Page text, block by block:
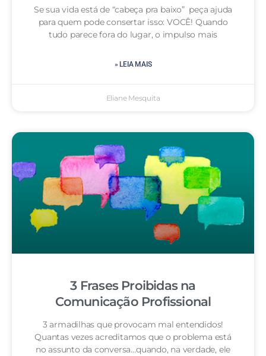
Se sua vida está de “cabeça pra baixo” peça ajuda
para quem pode consertar isso: VOCÊ! Quando
tudo parece fora do lugar, o impulso mais
» LEIA MAIS
Eliane Mesquita
3 Frases Proibidas na
Comunicação Profissional
3 armadilhas que provocam mal entendidos!
Quantas vezes acreditamos que o problema está
no assunto da conversa…quando, na verdade, ele